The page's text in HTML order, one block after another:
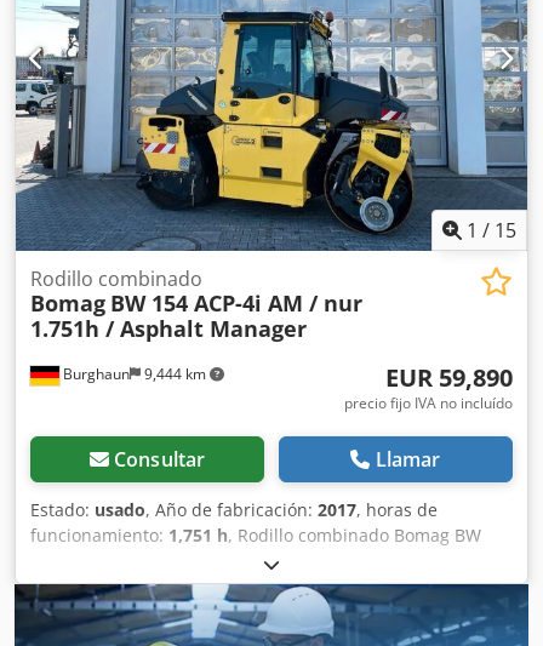
Csdpfx Abey Egcvsxerf CE
1 / 15
Burghaun 9,444 km
Rodillo combinado
Bomag BW 154 ACP-4i AM / nur
1.751h / Asphalt Manager
EUR 59,890
precio fijo IVA no incluído
Consultar Llamar
Estado: usado, Año de fabricación: 2017, horas de
funcionamiento: 1,751 h, Rodillo combinado Bomag BW
154 ACP-4i AM, año de fabricación: 2017, horas de
funcionamiento: solo 1.751 horas, motor: Kubota [55,4
kW/75 CV], sistema Asphalt Manager 2, cortadora de
asfalto a ambos lados, peso: 7.400 kg, tambor con